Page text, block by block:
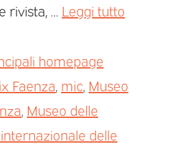
rivista, … Leggi tutto
homepage
Faenza mic Museo
Museo delle
delle